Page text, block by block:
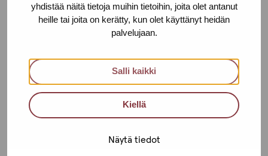
yhdistää näitä tietoja muihin tietoihin, joita olet antanut
heille tai joita on kerätty, kun olet käyttänyt heidän
palvelujaan.
Salli kaikki
Kiellä
Näytä tiedot
Ota yhteyttä
Urho Kekkosen katu 4-6 B, 5. krs
00100 HELSINKI
+358 (0)40 650 3705